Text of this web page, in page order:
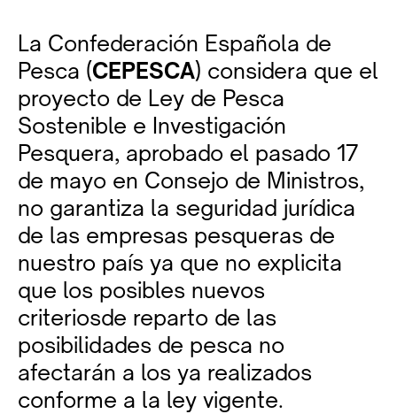
La Confederación Española de
Pesca (CEPESCA) considera que el
proyecto de Ley de Pesca
Sostenible e Investigación
Pesquera, aprobado el pasado 17
de mayo en Consejo de Ministros,
no garantiza la seguridad jurídica
de las empresas pesqueras de
nuestro país ya que no explicita
que los posibles nuevos
criteriosde reparto de las
posibilidades de pesca no
afectarán a los ya realizados
conforme a la ley vigente.